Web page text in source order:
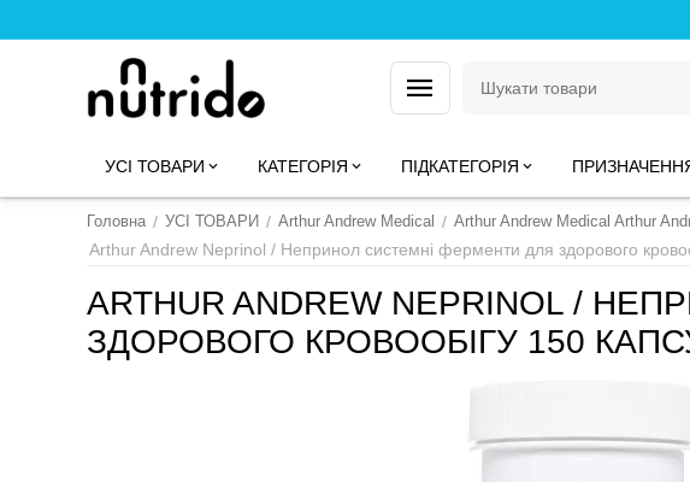
УСІ ТОВАРИ КАТЕГОРІЯ ПІДКАТЕГОРІЯ
Головна / УСІ ТОВАРИ / Arthur Andrew Medical / Arthur Andrew Medical Arthur
Arthur Andrew Neprinol / Непринол системні ферменти для здорового
ARTHUR ANDREW NEPRINOL /
ЗДОРОВОГО КРОВООБІГУ 150